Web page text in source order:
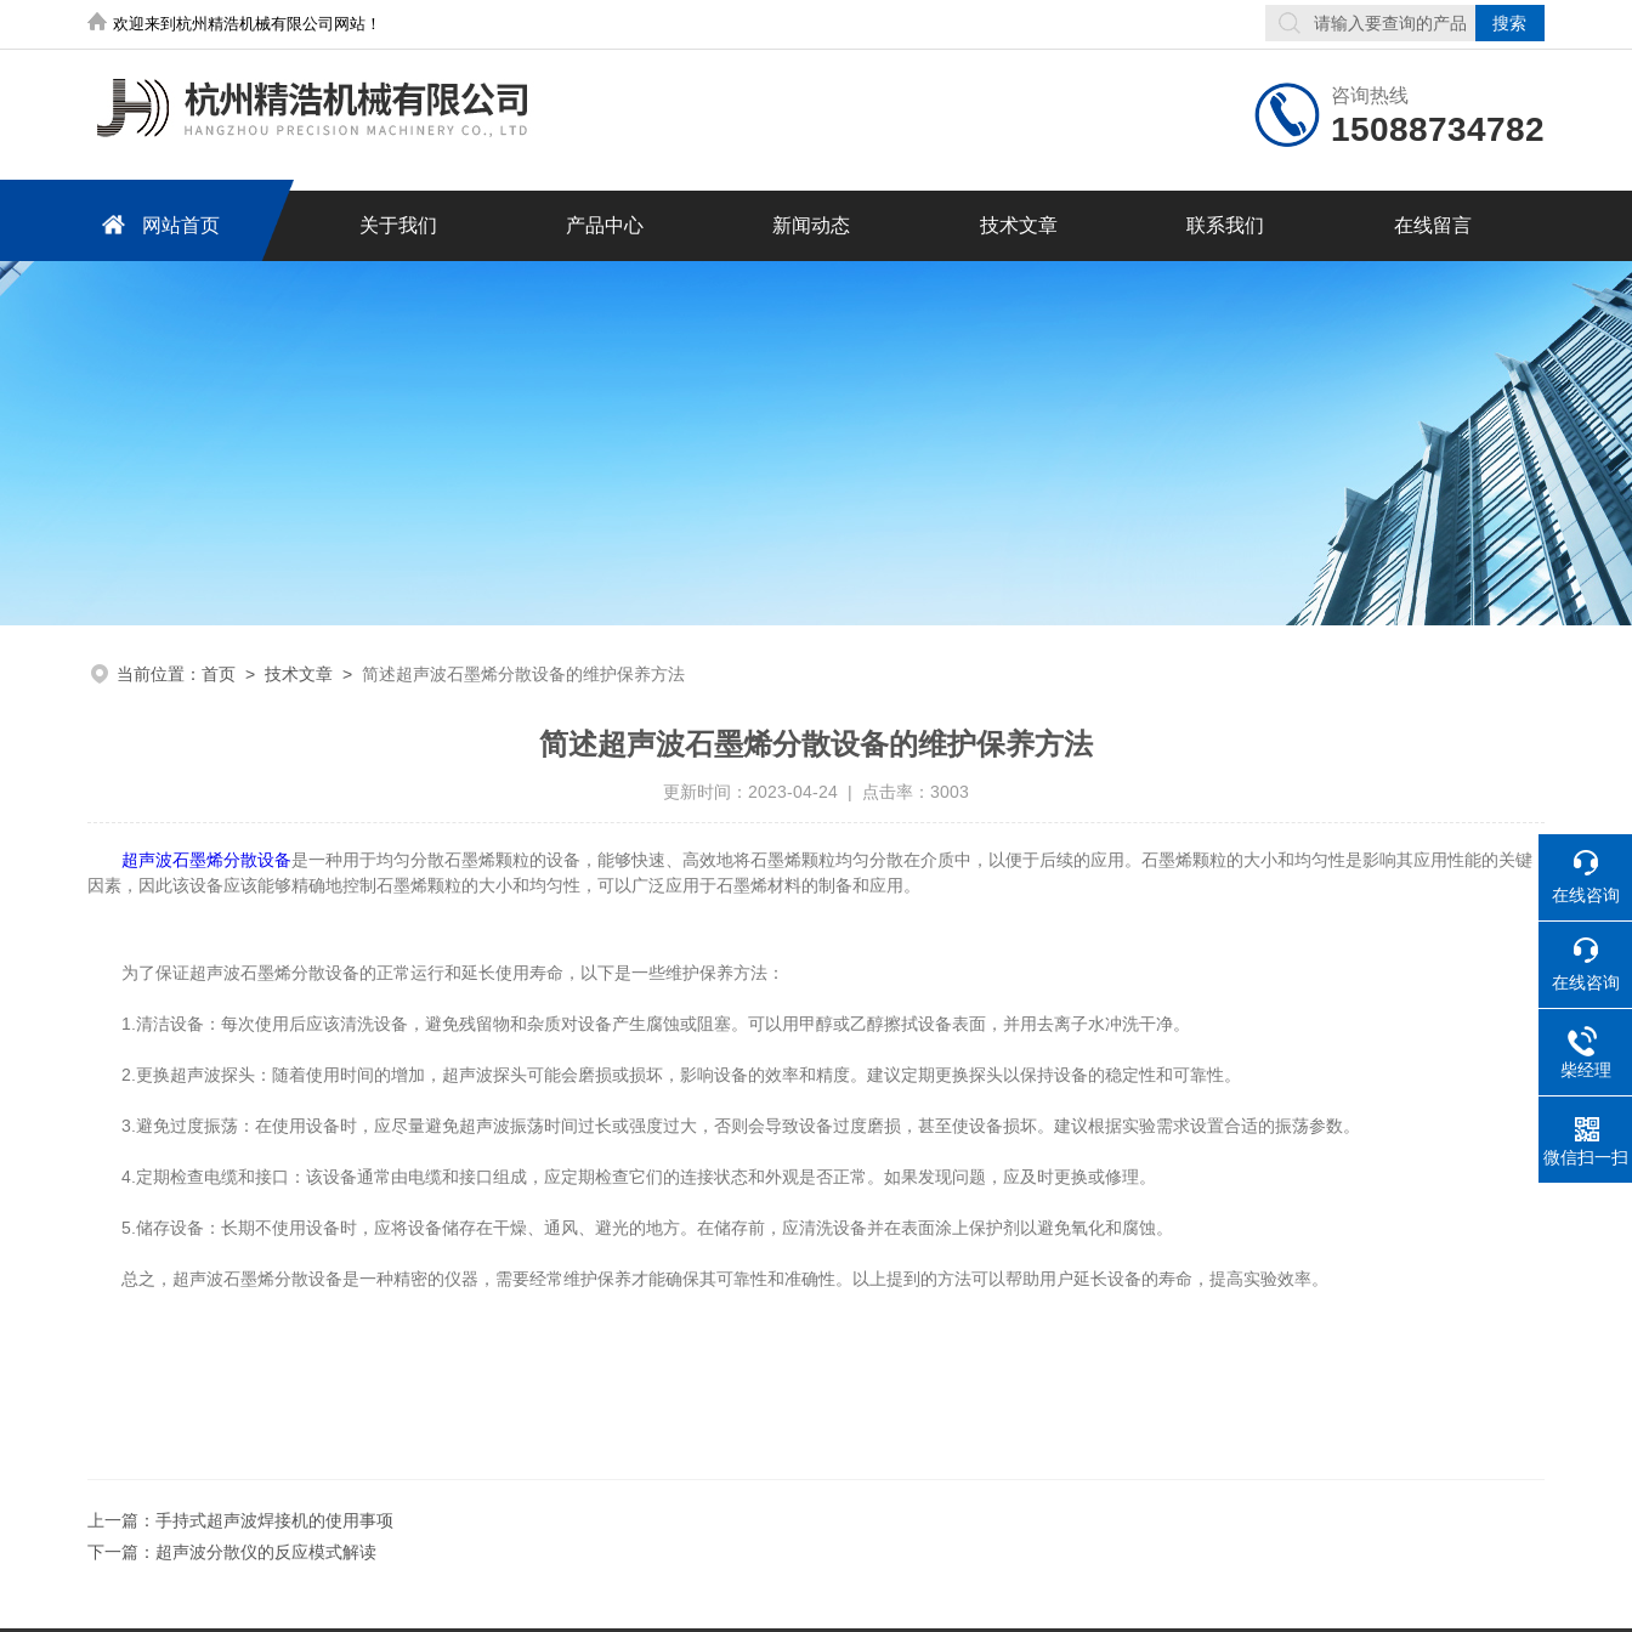
欢迎来到杭州精浩机械有限公司网站！
咨询热线
15088734782
网站首页 关于我们 产品中心 新闻动态 技术文章 联系我们 在线留言
当前位置： 首页 > 技术文章 > 简述超声波石墨烯分散设备的维护保养方法
简述超声波石墨烯分散设备的维护保养方法
更新时间：2023-04-24 | 点击率：3003
超声波石墨烯分散设备是一种用于均匀分散石墨烯颗粒的设备，能够快速、高效地将石墨烯颗粒均匀分散在介质中，以便于后续的应用。石墨烯颗粒的大小和均匀性是影响其应用性能的关键
因素，因此该设备应该能够精确地控制石墨烯颗粒的大小和均匀性，可以广泛应用于石墨烯材料的制备和应用。
为了保证超声波石墨烯分散设备的正常运行和延长使用寿命，以下是一些维护保养方法：
1.清洁设备：每次使用后应该清洗设备，避免残留物和杂质对设备产生腐蚀或阻塞。可以用甲醇或乙醇擦拭设备表面，并用去离子水冲洗干净。
2.更换超声波探头：随着使用时间的增加，超声波探头可能会磨损或损坏，影响设备的效率和精度。建议定期更换探头以保持设备的稳定性和可靠性。
3.避免过度振荡：在使用设备时，应尽量避免超声波振荡时间过长或强度过大，否则会导致设备过度磨损，甚至使设备损坏。建议根据实验需求设置合适的振荡参数。
4.定期检查电缆和接口：该设备通常由电缆和接口组成，应定期检查它们的连接状态和外观是否正常。如果发现问题，应及时更换或修理。
5.储存设备：长期不使用设备时，应将设备储存在干燥、通风、避光的地方。在储存前，应清洗设备并在表面涂上保护剂以避免氧化和腐蚀。
总之，超声波石墨烯分散设备是一种精密的仪器，需要经常维护保养才能确保其可靠性和准确性。以上提到的方法可以帮助用户延长设备的寿命，提高实验效率。
上一篇： 手持式超声波焊接机的使用事项
下一篇： 超声波分散仪的反应模式解读
在线咨询
在线咨询
柴经理
微信扫一扫